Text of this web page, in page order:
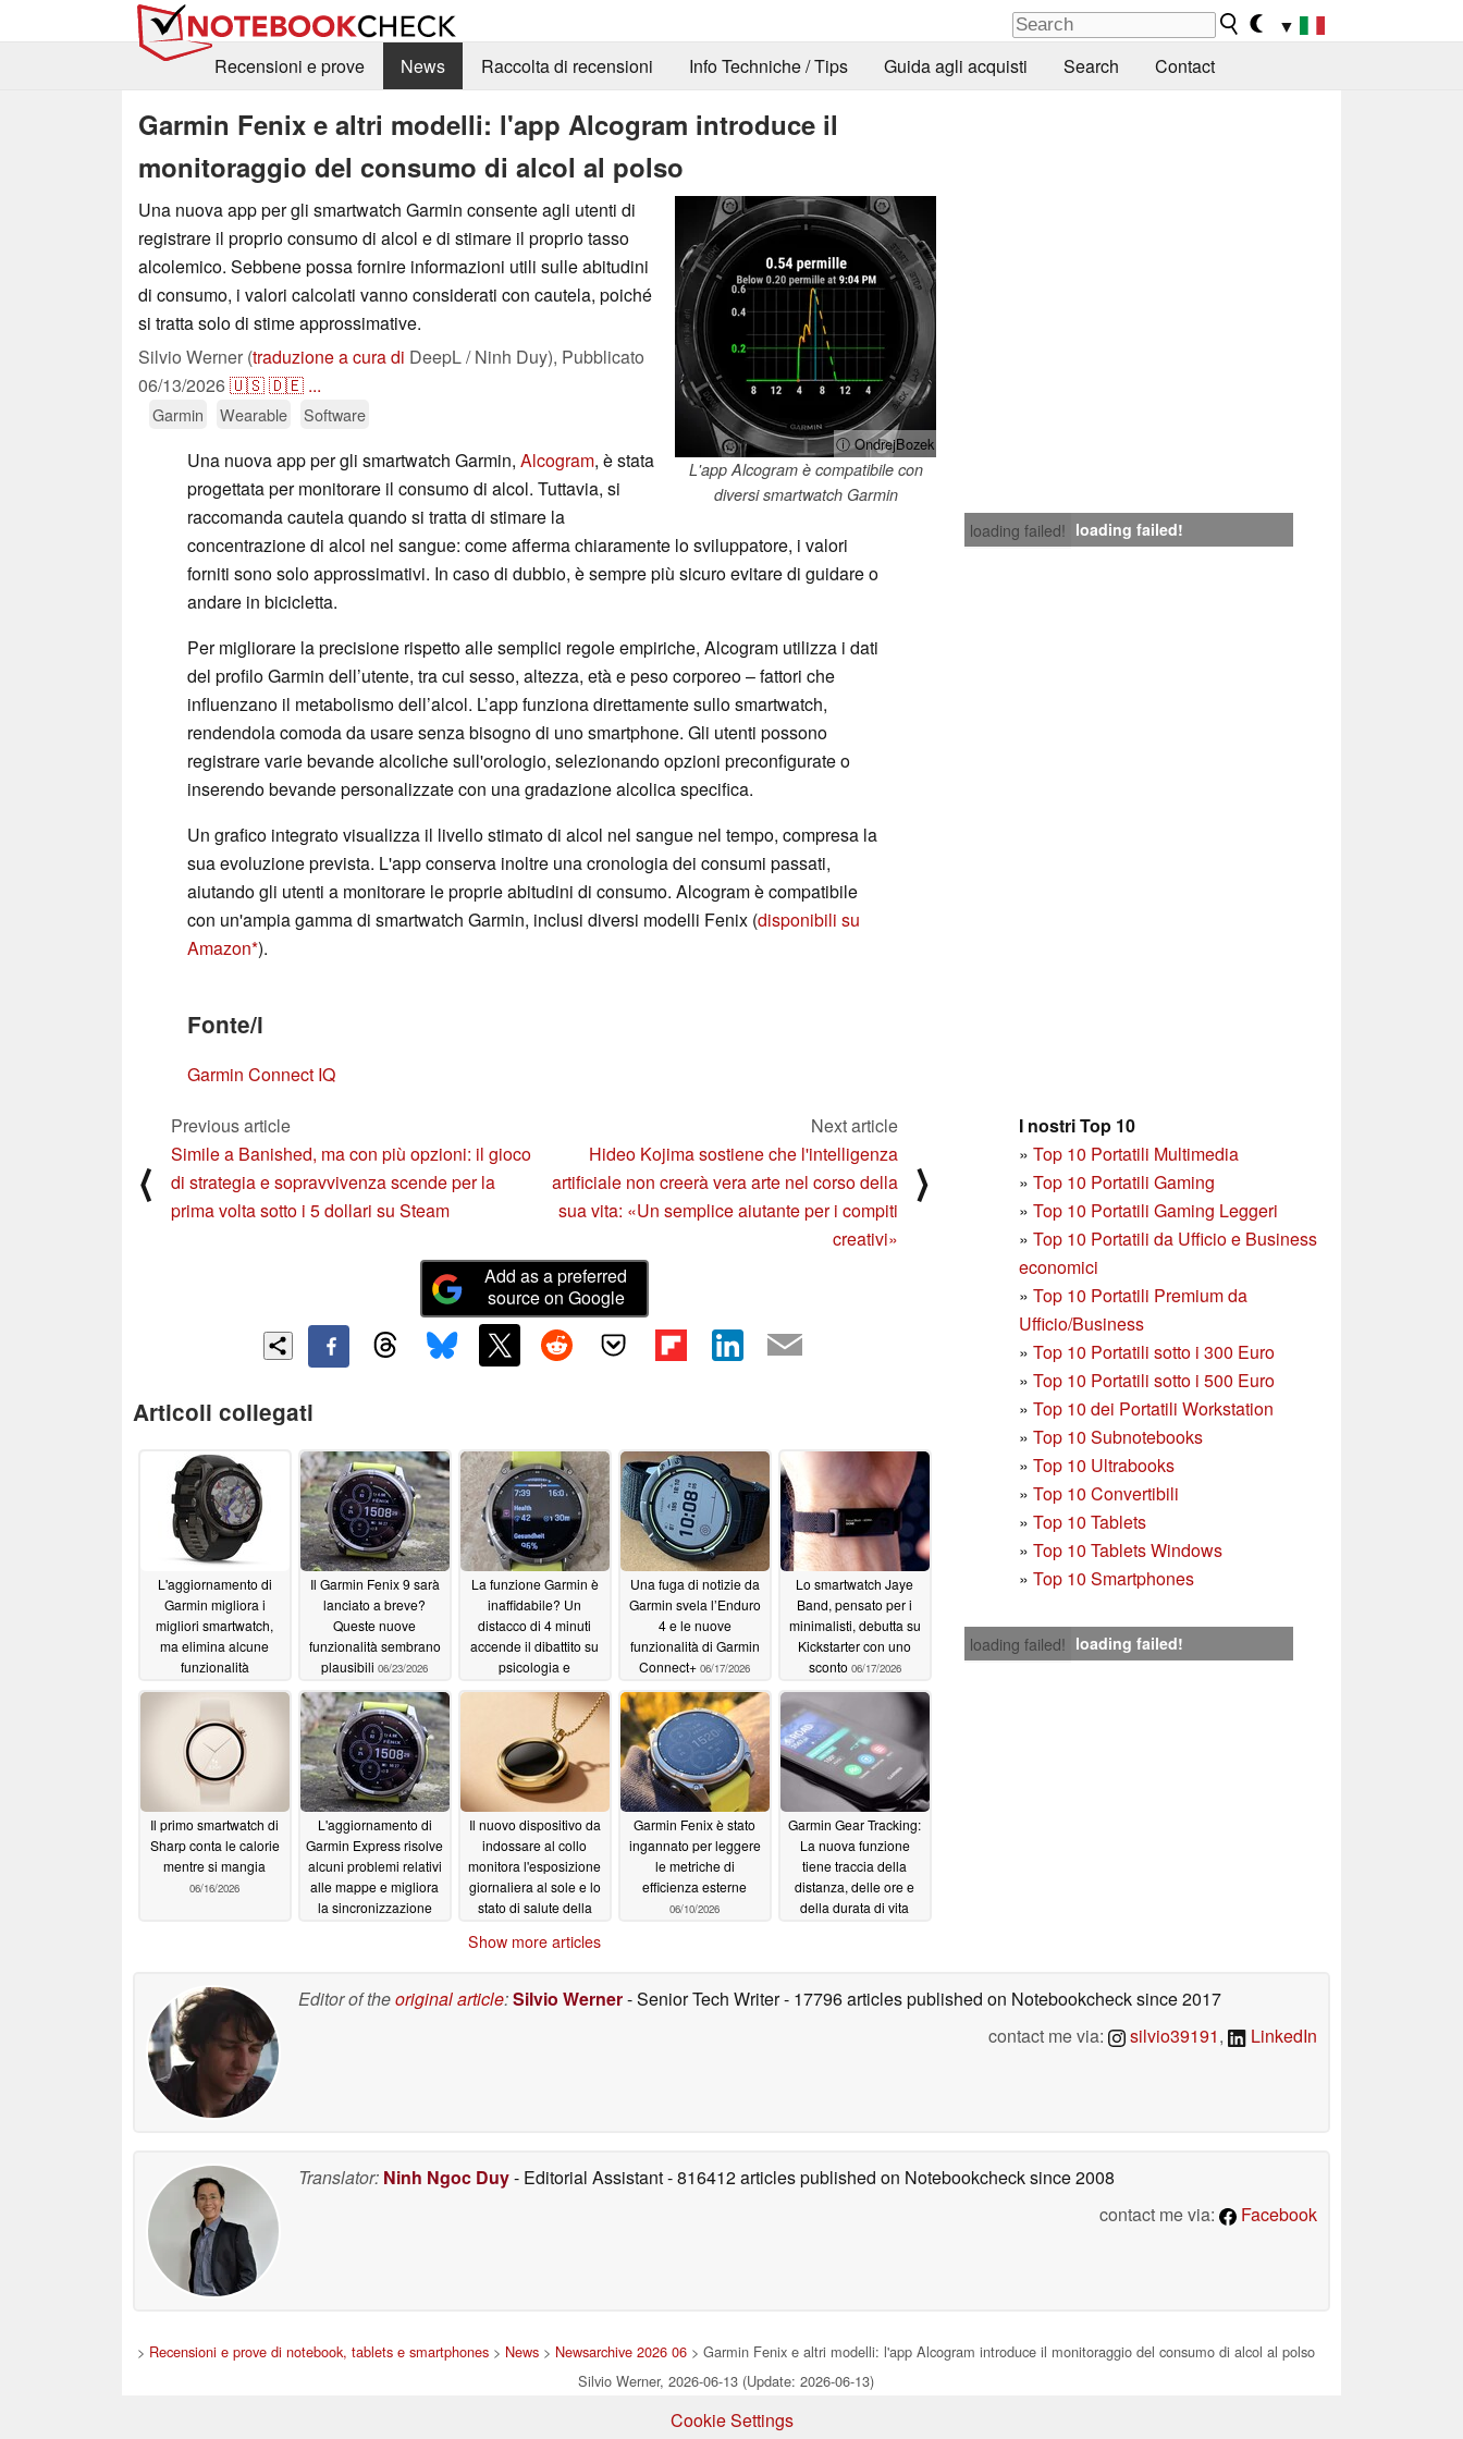
▼
Recensioni e prove
News Raccolta di recensioni Info Techniche / Tips Guida agli acquisti Search Contact
Garmin Fenix e altri modelli: l'app Alcogram introduce il
monitoraggio del consumo di alcol al polso
ⓘ OndrejBozek
L'app Alcogram è compatibile con
diversi smartwatch Garmin
Una nuova app per gli smartwatch Garmin consente agli utenti di
registrare il proprio consumo di alcol e di stimare il proprio tasso
alcolemico. Sebbene possa fornire informazioni utili sulle abitudini
di consumo, i valori calcolati vanno considerati con cautela, poiché
si tratta solo di stime approssimative.
Silvio Werner (traduzione a cura di DeepL / Ninh Duy), Pubblicato
06/13/2026🇺🇸🇩🇪 ...
Garmin Wearable Software
loading failed! loading failed!
Una nuova app per gli smartwatch Garmin, Alcogram, è stata
progettata per monitorare il consumo di alcol. Tuttavia, si
raccomanda cautela quando si tratta di stimare la
concentrazione di alcol nel sangue: come afferma chiaramente lo sviluppatore, i valori
forniti sono solo approssimativi. In caso di dubbio, è sempre più sicuro evitare di guidare o
andare in bicicletta.
Per migliorare la precisione rispetto alle semplici regole empiriche, Alcogram utilizza i dati
del profilo Garmin dell’utente, tra cui sesso, altezza, età e peso corporeo – fattori che
influenzano il metabolismo dell’alcol. L’app funziona direttamente sullo smartwatch,
rendendola comoda da usare senza bisogno di uno smartphone. Gli utenti possono
registrare varie bevande alcoliche sull'orologio, selezionando opzioni preconfigurate o
inserendo bevande personalizzate con una gradazione alcolica specifica.
Un grafico integrato visualizza il livello stimato di alcol nel sangue nel tempo, compresa la
sua evoluzione prevista. L'app conserva inoltre una cronologia dei consumi passati,
aiutando gli utenti a monitorare le proprie abitudini di consumo. Alcogram è compatibile
con un'ampia gamma di smartwatch Garmin, inclusi diversi modelli Fenix (disponibili su
Amazon ).
Fonte/i
Garmin Connect IQ
I nostri Top 10
» Top 10 Portatili Multimedia
» Top 10 Portatili Gaming
» Top 10 Portatili Gaming Leggeri
» Top 10 Portatili da Ufficio e Business
economici
» Top 10 Portatili Premium da
Ufficio/Business
» Top 10 Portatili sotto i 300 Euro
» Top 10 Portatili sotto i 500 Euro
» Top 10 dei Portatili Workstation
» Top 10 Subnotebooks
» Top 10 Ultrabooks
» Top 10 Convertibili
» Top 10 Tablets
» Top 10 Tablets Windows
» Top 10 Smartphones
⟨
Previous article
Simile a Banished, ma con più opzioni: il gioco
di strategia e sopravvivenza scende per la
prima volta sotto i 5 dollari su Steam
Next article
Hideo Kojima sostiene che l'intelligenza
artificiale non creerà vera arte nel corso della
sua vita: «Un semplice aiutante per i compiti
creativi»
⟩
loading failed! loading failed!
Add as a preferred
source on Google
Articoli collegati
L'aggiornamento di
Garmin migliora i
migliori smartwatch,
ma elimina alcune
funzionalità
07/15/2026
Il Garmin Fenix 9 sarà
lanciato a breve?
Queste nuove
funzionalità sembrano
plausibili 06/23/2026
La funzione Garmin è
inaffidabile? Un
distacco di 4 minuti
accende il dibattito su
psicologia e
06/22/2026
Una fuga di notizie da
Garmin svela l’Enduro
4 e le nuove
funzionalità di Garmin
Connect+ 06/17/2026
Lo smartwatch Jaye
Band, pensato per i
minimalisti, debutta su
Kickstarter con uno
sconto 06/17/2026
Il primo smartwatch di
Sharp conta le calorie
mentre si mangia
06/16/2026
L'aggiornamento di
Garmin Express risolve
alcuni problemi relativi
alle mappe e migliora
la sincronizzazione
Il nuovo dispositivo da
indossare al collo
monitora l'esposizione
giornaliera al sole e lo
stato di salute della
Garmin Fenix è stato
ingannato per leggere
le metriche di
efficienza esterne
06/10/2026
Garmin Gear Tracking:
La nuova funzione
tiene traccia della
distanza, delle ore e
della durata di vita
Show more articles
Editor of theoriginal article:Silvio Werner- Senior Tech Writer- 17796 articles published on Notebookchecksince 2017
contact me via:
silvio39191, LinkedIn
Translator: Ninh Ngoc Duy- Editorial Assistant- 816412 articles published on Notebookchecksince 2008
contact me via:
Facebook
> Recensioni e prove di notebook, tablets e smartphones > News > Newsarchive 2026 06 > Garmin Fenix e altri modelli: l'app Alcogram introduce il monitoraggio del consumo di alcol al polso
Silvio Werner, 2026-06-13 (Update: 2026-06-13)
Cookie Settings